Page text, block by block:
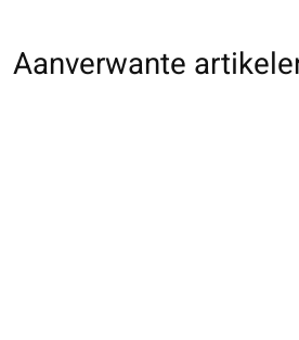
Aanverwante